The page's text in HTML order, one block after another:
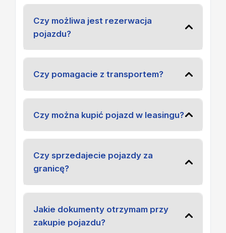
Czy możliwa jest rezerwacja
pojazdu?
Czy pomagacie z transportem?
Czy można kupić pojazd w leasingu?
Czy sprzedajecie pojazdy za
granicę?
Jakie dokumenty otrzymam przy
zakupie pojazdu?